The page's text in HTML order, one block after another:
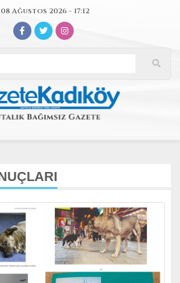
08 Ağustos 2026 - 17:12